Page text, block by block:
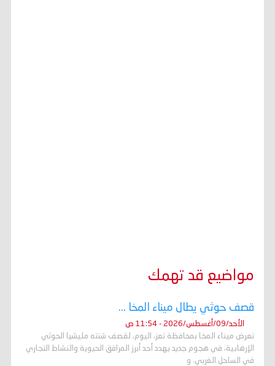
مواضيع قد تهمك
قصف حوثي يطال ميناء المخا ...
الأحد/09/أغسطس/2026 - 11:54 ص
تعرض ميناء المخا بمحافظة تعز، اليوم، لقصف شنته مليشيا الحوثي
الإرهابية، في هجوم جديد يهدد أحد أبرز المرافق الحيوية والنشاط التجاري
في الساحل الغربي. و